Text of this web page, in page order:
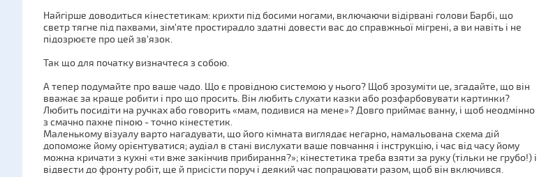
Найгірше доводиться кінестетикам: крихти під босими ногами, включаючи відірвані голови Барбі, що
светр тягне під пахвами, зім'яте простирадло здатні довести вас до справжньої мігрені, а ви навіть і не
підозрюєте про цей зв'язок.
Так що для початку визначтеся з собою.
А тепер подумайте про ваше чадо. Що є провідною системою у нього? Щоб зрозуміти це, згадайте, що він
вважає за краще робити і про що просить. Він любить слухати казки або розфарбовувати картинки?
Любить посидіти на ручках або говорить «мам, подивися на мене»? Довго приймає ванну, і щоб неодмінно
з смачно пахне піною - точно кінестетик.
Маленькому візуалу варто нагадувати, що його кімната виглядає негарно, намальована схема дій
допоможе йому орієнтуватися; аудіал в стані вислухати ваше повчання і інструкцію, і час від часу йому
можна кричати з кухні «ти вже закінчив прибирання?»; кінестетика треба взяти за руку (тільки не грубо!) і
відвести до фронту робіт, ще й присісти поруч і деякий час попрацювати разом, щоб він включився.